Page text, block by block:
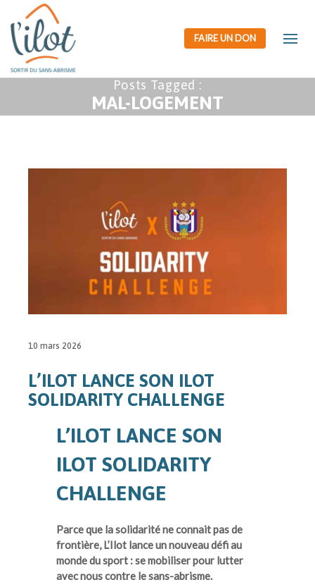
Posts Tagged :
MAL-LOGEMENT
10 mars 2026
L’ILOT LANCE SON ILOT
SOLIDARITY CHALLENGE
L’ILOT LANCE SON
ILOT SOLIDARITY
CHALLENGE
Parce que la solidarité ne connait pas de
frontière, L’Ilot lance un nouveau défi au
monde du sport : se mobiliser pour lutter
avec nous contre le sans-abrisme.
FAIRE UN DON